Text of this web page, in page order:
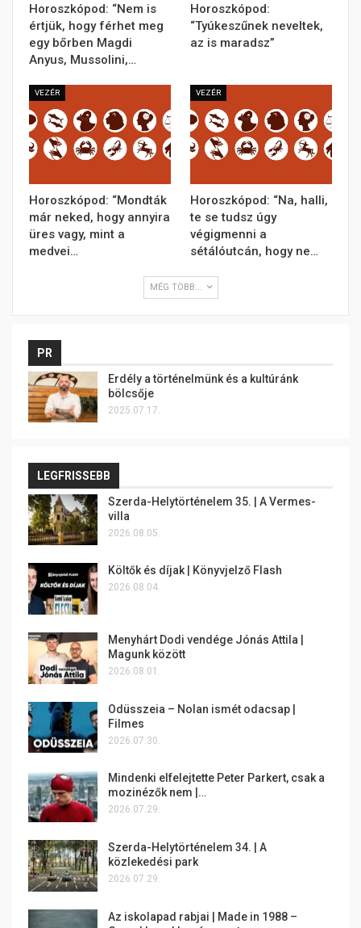
Horoszkópod: “Nem is
értjük, hogy férhet meg
egy bőrben Magdi
Anyus, Mussolini,…
Horoszkópod:
“Tyúkeszűnek neveltek,
az is maradsz”
VEZÉR
Horoszkópod: “Mondták
már neked, hogy annyira
üres vagy, mint a
medvei…
VEZÉR
Horoszkópod: “Na, halli,
te se tudsz úgy
végigmenni a
sétálóutcán, hogy ne…
MÉG TÖBB...
PR
Erdély a történelmünk és a kultúránk
bölcsője
2025.07.17.
LEGFRISSEBB
Szerda-Helytörténelem 35. | A Vermes-
villa
2026.08.05.
Költők és díjak | Könyvjelző Flash
2026.08.04.
Menyhárt Dodi vendége Jónás Attila |
Magunk között
2026.08.01.
Odüsszeia – Nolan ismét odacsap |
Filmes
2026.07.30.
Mindenki elfelejtette Peter Parkert, csak a
mozinézők nem |…
2026.07.29.
Szerda-Helytörténelem 34. | A
közlekedési park
2026.07.29.
Az iskolapad rabjai | Made in 1988 –